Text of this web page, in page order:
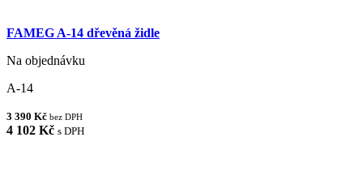
FAMEG A-14 dřevěná židle
Na objednávku
A-14
3 390 Kč bez DPH
4 102 Kč s DPH